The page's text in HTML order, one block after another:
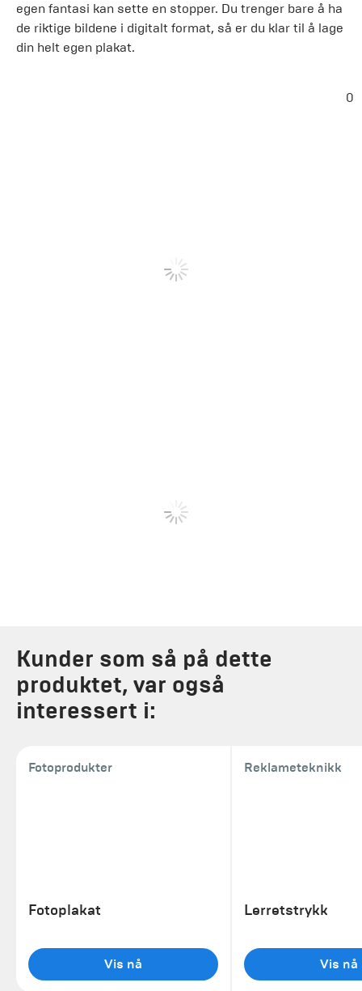
egen fantasi kan sette en stopper. Du trenger bare å ha
de riktige bildene i digitalt format, så er du klar til å lage
din helt egen plakat.
0
Kunder som så på dette
produktet, var også
interessert i:
Fotoprodukter
Fotoplakat
Vis nå
Reklameteknikk
Lerretstrykk
Vis nå